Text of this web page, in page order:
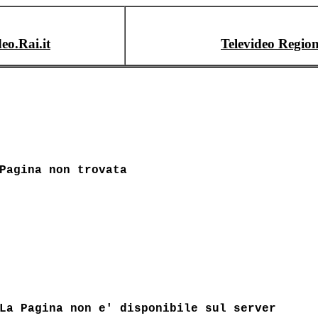
Televideo
Pagina non trovata
La Pagina non e' disponibile sul server